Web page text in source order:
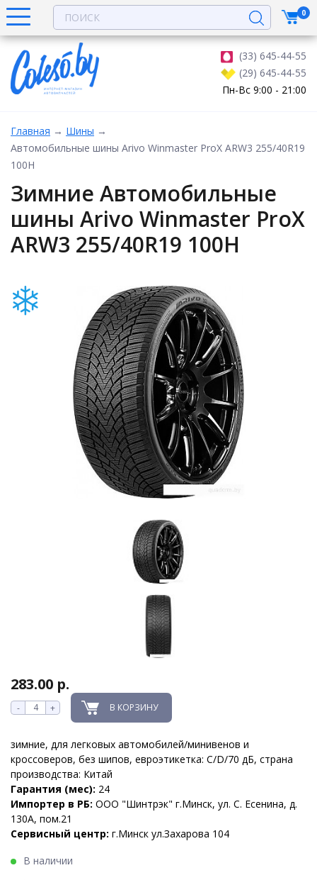
(33) 645-44-55
(29) 645-44-55
Пн-Вс 9:00 - 21:00
0
Главная → Шины →
Автомобильные шины Arivo Winmaster ProX ARW3 255/40R19
100H
Зимние Автомобильные
шины Arivo Winmaster ProX
ARW3 255/40R19 100H
283.00 р.
- + В КОРЗИНУ
зимние, для легковых автомобилей/минивенов и
кроссоверов, без шипов, евроэтикетка: C/D/70 дБ, страна
производства: Китай
Гарантия (мес): 24
Импортер в РБ: ООО "Шинтрэк" г.Минск, ул. С. Есенина, д.
130А, пом.21
Сервисный центр: г.Минск ул.Захарова 104
В наличии